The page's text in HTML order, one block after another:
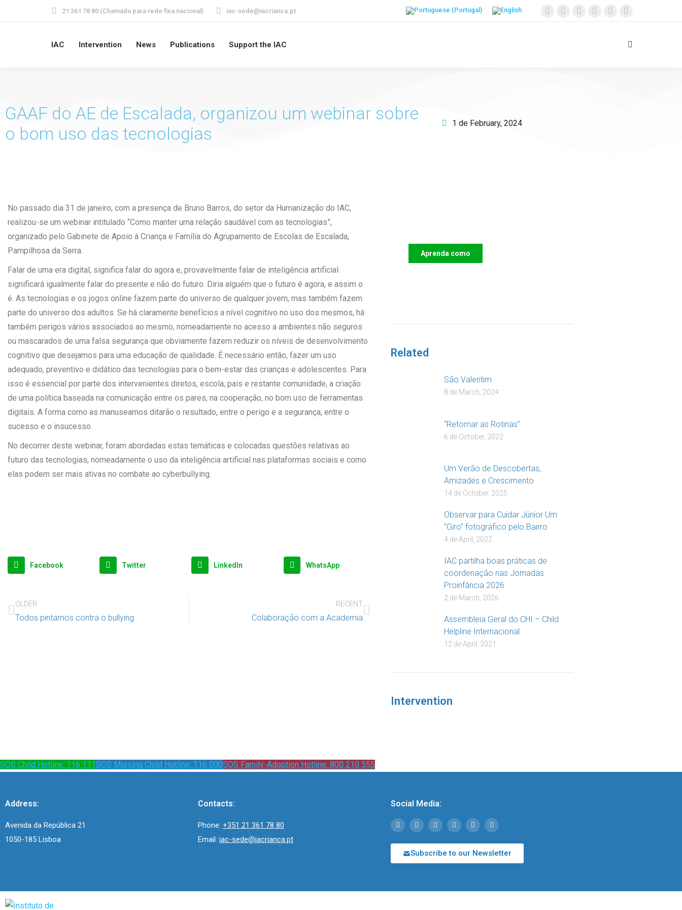
21 361 78 80 (Chamada para rede fixa nacional) iac-sede@iacrianca.pt
IAC Intervention News Publications Support the IAC
GAAF do AE de Escalada, organizou um webinar sobre
o bom uso das tecnologias
1 de February, 2024
No passado dia 31 de janeiro, com a presença de Bruno Barros, do setor da Humanização do IAC,
realizou-se um webinar intitulado “Como manter uma relação saudável com as tecnologias”,
organizado pelo Gabinete de Apoio à Criança e Família do Agrupamento de Escolas de Escalada,
Pampilhosa da Serra.
Falar de uma era digital, significa falar do agora e, provavelmente falar de inteligência artificial
significará igualmente falar do presente e não do futuro. Diria alguém que o futuro é agora, e assim o
é. As tecnologias e os jogos online fazem parte do universo de qualquer jovem, mas também fazem
parte do universo dos adultos. Se há claramente benefícios a nível cognitivo no uso dos mesmos, há
também perigos vários associados ao mesmo, nomeadamente no acesso a ambientes não seguros
ou mascarados de uma falsa segurança que obviamente fazem reduzir os níveis de desenvolvimento
cognitivo que desejamos para uma educação de qualidade. É necessário então, fazer um uso
adequado, preventivo e didático das tecnologias para o bem-estar das crianças e adolescentes. Para
isso é essencial por parte dos intervenientes diretos, escola, pais e restante comunidade, a criação
de uma política baseada na comunicação entre os pares, na cooperação, no bom uso de ferramentas
digitais. A forma como as manuseamos ditarão o resultado, entre o perigo e a segurança, entre o
sucesso e o insucesso.
No decorrer deste webinar, foram abordadas estas temáticas e colocadas questões relativas ao
futuro das tecnologias, nomeadamente o uso da inteligência artificial nas plataformas sociais e como
elas podem ser mais ativas no combate ao cyberbullying.
Facebook Twitter LinkedIn WhatsApp
OLDER
Todos pintamos contra o bullying
RECENT
Colaboração com a Academia
Aprenda como
Related
São Valentim
8 de March, 2024
“Retomar as Rotinas”
6 de October, 2022
Um Verão de Descobertas,
Amizades e Crescimento
14 de October, 2025
Observar para Cuidar Júnior Um
“Giro” fotográfico pelo Bairro
4 de April, 2022
IAC partilha boas práticas de
coordenação nas Jornadas
Proinfância 2026
2 de March, 2026
Assembleia Geral do CHI – Child
Helpline Internacional
12 de April, 2021
Intervention
SOS Child Hotline: 116 111SOS Missing Child Hotline: 116 000SOS Family-Adoption Hotline: 800 210 555
Address:
Avenida da República 21
1050-185 Lisboa
Contacts:
Phone: +351 21 361 78 80
Email: iac-sede@iacrianca.pt
Social Media:
Subscribe to our Newsletter